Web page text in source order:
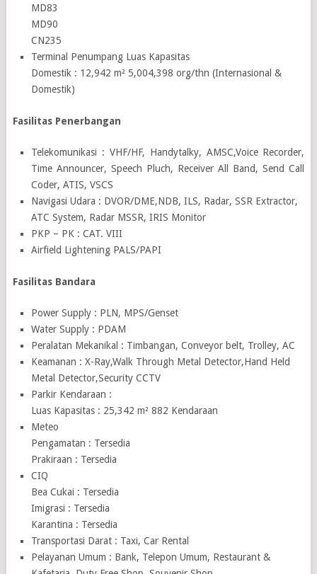
MD83
MD90
CN235
Terminal Penumpang Luas Kapasitas
Domestik : 12,942 m² 5,004,398 org/thn (Internasional &
Domestik)
Fasilitas Penerbangan
Telekomunikasi : VHF/HF, Handytalky, AMSC,Voice Recorder,
Time Announcer, Speech Pluch, Receiver All Band, Send Call
Coder, ATIS, VSCS
Navigasi Udara : DVOR/DME,NDB, ILS, Radar, SSR Extractor,
ATC System, Radar MSSR, IRIS Monitor
PKP – PK : CAT. VIII
Airfield Lightening PALS/PAPI
Fasilitas Bandara
Power Supply : PLN, MPS/Genset
Water Supply : PDAM
Peralatan Mekanikal : Timbangan, Conveyor belt, Trolley, AC
Keamanan : X-Ray,Walk Through Metal Detector,Hand Held
Metal Detector,Security CCTV
Parkir Kendaraan :
Luas Kapasitas : 25,342 m² 882 Kendaraan
Meteo
Pengamatan : Tersedia
Prakiraan : Tersedia
CIQ
Bea Cukai : Tersedia
Imigrasi : Tersedia
Karantina : Tersedia
Transportasi Darat : Taxi, Car Rental
Pelayanan Umum : Bank, Telepon Umum, Restaurant &